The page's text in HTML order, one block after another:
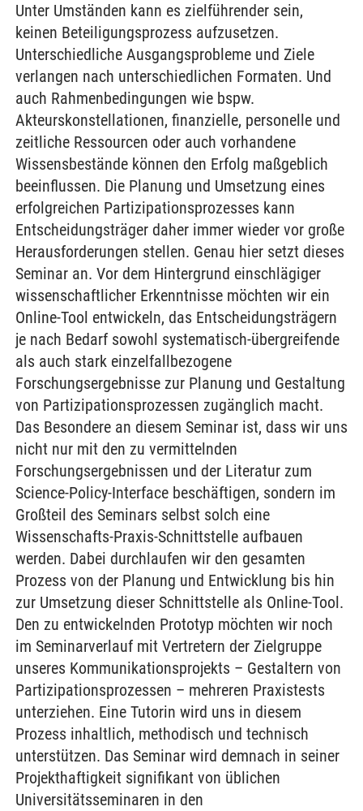
Unter Umständen kann es zielführender sein,
keinen Beteiligungsprozess aufzusetzen.
Unterschiedliche Ausgangsprobleme und Ziele
verlangen nach unterschiedlichen Formaten. Und
auch Rahmenbedingungen wie bspw.
Akteurskonstellationen, finanzielle, personelle und
zeitliche Ressourcen oder auch vorhandene
Wissensbestände können den Erfolg maßgeblich
beeinflussen. Die Planung und Umsetzung eines
erfolgreichen Partizipationsprozesses kann
Entscheidungsträger daher immer wieder vor große
Herausforderungen stellen. Genau hier setzt dieses
Seminar an. Vor dem Hintergrund einschlägiger
wissenschaftlicher Erkenntnisse möchten wir ein
Online-Tool entwickeln, das Entscheidungsträgern
je nach Bedarf sowohl systematisch-übergreifende
als auch stark einzelfallbezogene
Forschungsergebnisse zur Planung und Gestaltung
von Partizipationsprozessen zugänglich macht.
Das Besondere an diesem Seminar ist, dass wir uns
nicht nur mit den zu vermittelnden
Forschungsergebnissen und der Literatur zum
Science-Policy-Interface beschäftigen, sondern im
Großteil des Seminars selbst solch eine
Wissenschafts-Praxis-Schnittstelle aufbauen
werden. Dabei durchlaufen wir den gesamten
Prozess von der Planung und Entwicklung bis hin
zur Umsetzung dieser Schnittstelle als Online-Tool.
Den zu entwickelnden Prototyp möchten wir noch
im Seminarverlauf mit Vertretern der Zielgruppe
unseres Kommunikationsprojekts – Gestaltern von
Partizipationsprozessen – mehreren Praxistests
unterziehen. Eine Tutorin wird uns in diesem
Prozess inhaltlich, methodisch und technisch
unterstützen. Das Seminar wird demnach in seiner
Projekthaftigkeit signifikant von üblichen
Universitätsseminaren in den